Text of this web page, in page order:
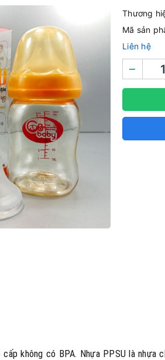
Thương
Mã sản
Liên hệ
–
không có BPA. Nhựa PPSU là nhựa